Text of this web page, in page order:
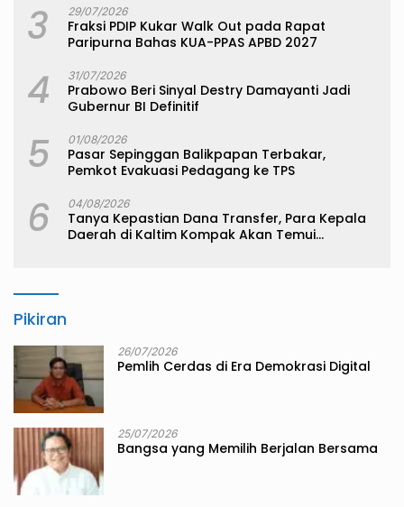
3 29/07/2026
Fraksi PDIP Kukar Walk Out pada Rapat
Paripurna Bahas KUA-PPAS APBD 2027
4 31/07/2026
Prabowo Beri Sinyal Destry Damayanti Jadi
Gubernur BI Definitif
5 01/08/2026
Pasar Sepinggan Balikpapan Terbakar,
Pemkot Evakuasi Pedagang ke TPS
6 04/08/2026
Tanya Kepastian Dana Transfer, Para Kepala
Daerah di Kaltim Kompak Akan Temui
Pikiran
26/07/2026
Pemlih Cerdas di Era Demokrasi Digital
25/07/2026
Bangsa yang Memilih Berjalan Bersama